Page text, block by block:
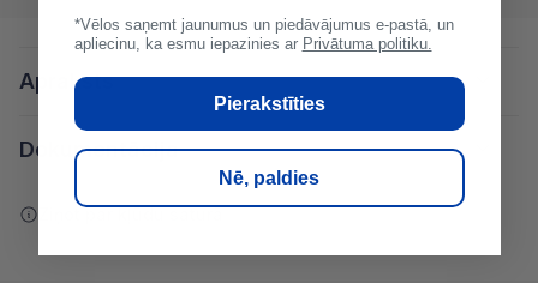
Apraksts
Dokumentācija
Ziņot par kļūdu saturā
*Vēlos saņemt jaunumus un piedāvājumus e-pastā, un
apliecinu, ka esmu iepazinies ar Privātuma politiku.
Pierakstīties
Nē, paldies